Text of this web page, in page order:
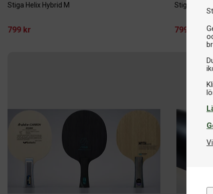
Stiga Helix Hybrid M
799 kr
Stiga Helix
799 kr